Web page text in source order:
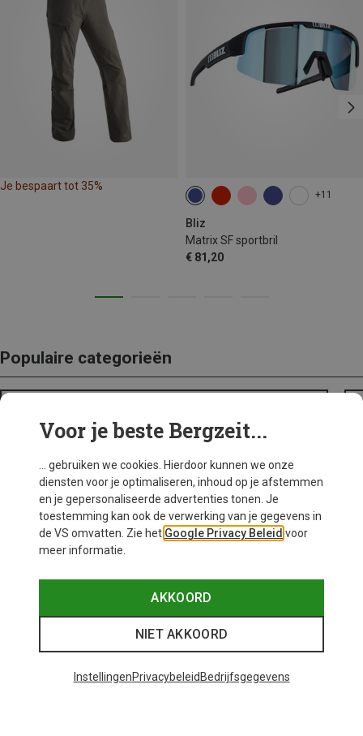
Je bespaart tot 35%
+11
Bliz
Matrix SF sportbril
€ 81,20
Populaire categorieën
Voor je beste Bergzeit...
... gebruiken we cookies. Hierdoor kunnen we onze
diensten voor je optimaliseren, inhoud op je afstemmen
en je gepersonaliseerde advertenties tonen. Je
toestemming kan ook de verwerking van je gegevens in
de VS omvatten. Zie het Google Privacy Beleid voor
meer informatie.
AKKOORD
NIET AKKOORD
InstellingenPrivacybeleid Bedrijfsgegevens